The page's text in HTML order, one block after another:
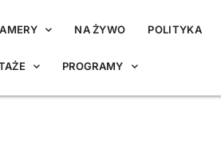
NA ŻYWO POLITYKA
PROGRAMY